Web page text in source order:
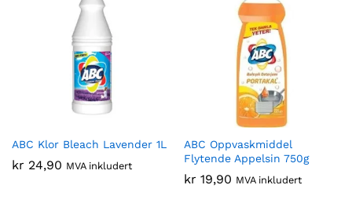
ABC Klor Bleach Lavender 1L
kr 24,90 MVA inkludert
ABC Oppvaskmiddel
Flytende Appelsin 750g
kr 19,90 MVA inkludert